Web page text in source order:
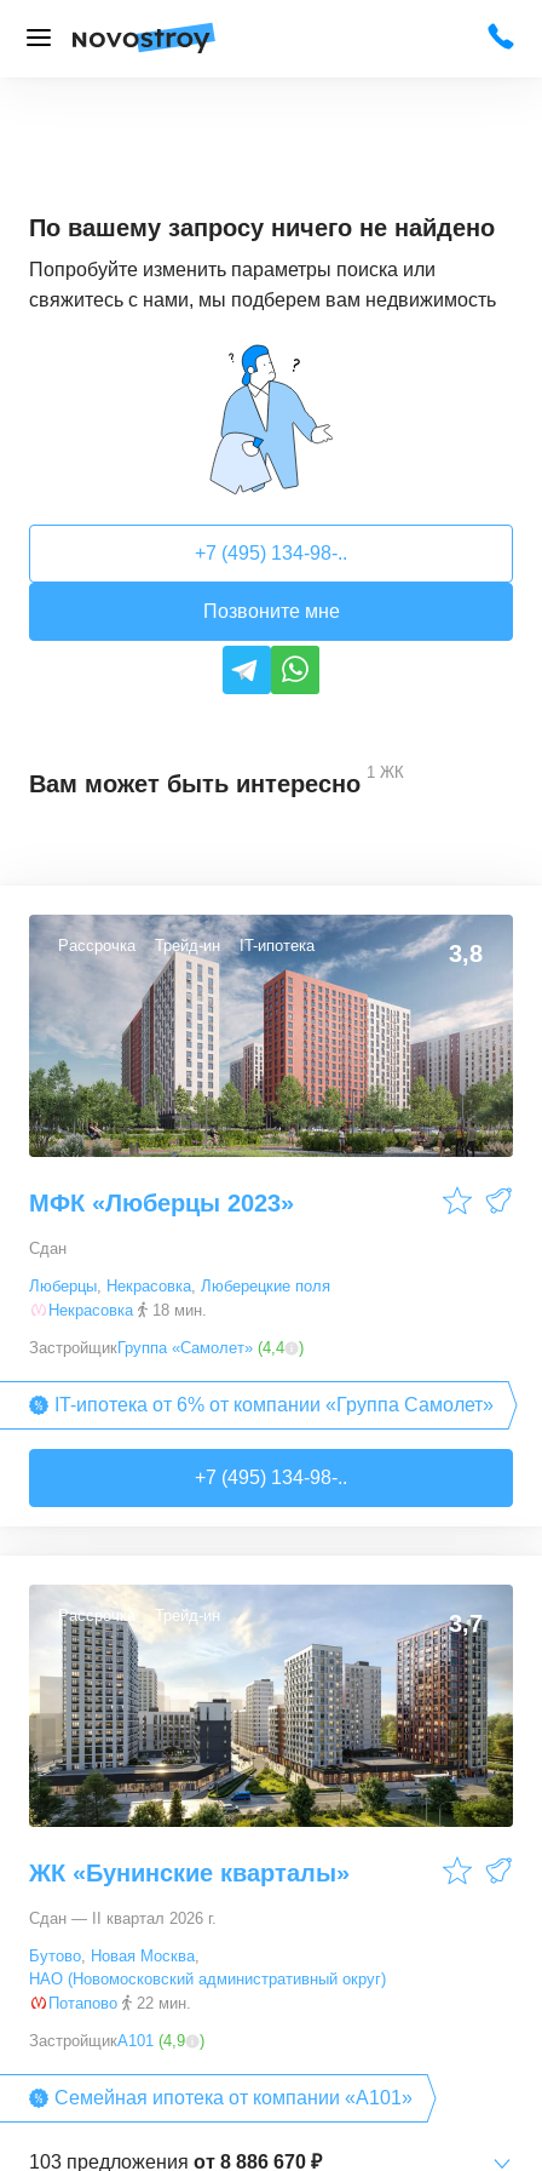
По вашему запросу ничего не найдено
Попробуйте изменить параметры поиска или
свяжитесь с нами, мы подберем вам недвижимость
+7 (495) 134-98-..
Позвоните мне
Вам может быть интересно 1 ЖК
Рассрочка Трейд-ин IT-ипотека 3,8
МФК «Люберцы 2023»
Сдан
Люберцы, Некрасовка, Люберецкие поля
Некрасовка
18 мин.
ЗастройщикГруппа «Самолет» (4,4 )
IT-ипотека от 6% от компании «Группа Самолет»
+7 (495) 134-98-..
Рассрочка Трейд-ин 3,7
ЖК «Бунинские кварталы»
Сдан — II квартал 2026 г.
Бутово, Новая Москва,
НАО (Новомосковский административный округ)
Потапово
22 мин.
ЗастройщикА101 (4,9 )
Семейная ипотека от компании «А101»
103 предложения от 8 886 670 ₽